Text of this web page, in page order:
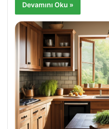
Devamını Oku »